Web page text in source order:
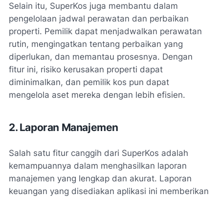
Selain itu, SuperKos juga membantu dalam
pengelolaan jadwal perawatan dan perbaikan
properti. Pemilik dapat menjadwalkan perawatan
rutin, mengingatkan tentang perbaikan yang
diperlukan, dan memantau prosesnya. Dengan
fitur ini, risiko kerusakan properti dapat
diminimalkan, dan pemilik kos pun dapat
mengelola aset mereka dengan lebih efisien.
2. Laporan Manajemen
Salah satu fitur canggih dari SuperKos adalah
kemampuannya dalam menghasilkan laporan
manajemen yang lengkap dan akurat. Laporan
keuangan yang disediakan aplikasi ini memberikan